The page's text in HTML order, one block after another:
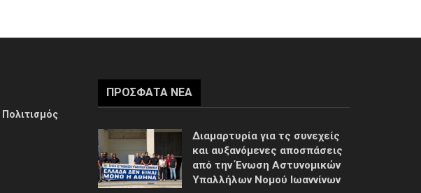
Πολιτισμός
ΠΡΌΣΦΑΤΑ ΝΈΑ
Διαμαρτυρία για τς συνεχείς
και αυξανόμενες αποσπάσεις
από την Ένωση Αστυνομικών
Υπαλλήλων Νομού Ιωαννίνων